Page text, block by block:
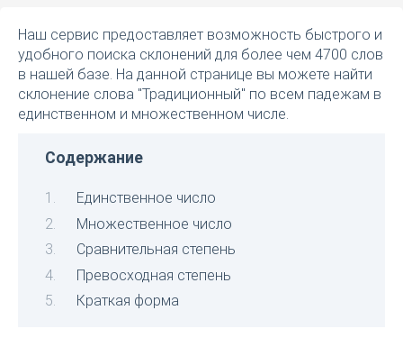
Наш сервис предоставляет возможность быстрого и
удобного поиска склонений для более чем 4700 слов
в нашей базе. На данной странице вы можете найти
склонение слова "Традиционный" по всем падежам в
единственном и множественном числе.
Содержание
Единственное число
Множественное число
Сравнительная степень
Превосходная степень
Краткая форма